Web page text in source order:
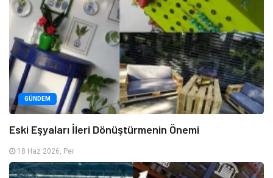
GÜNDEM
Eski Eşyaları İleri Dönüştürmenin Önemi
18 Haz 2026, Per